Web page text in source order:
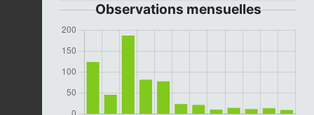
Observations mensuelles